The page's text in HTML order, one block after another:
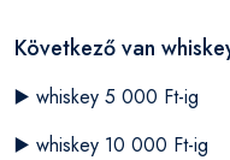
Következő van
▶️ whiskey 5 000 Ft-ig
▶️ whiskey 10 000 Ft-ig